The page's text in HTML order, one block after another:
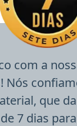
com a
Nós
que
7 dias